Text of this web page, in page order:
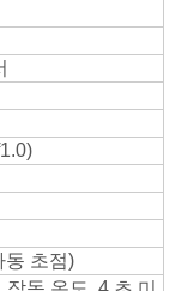
동 초점)